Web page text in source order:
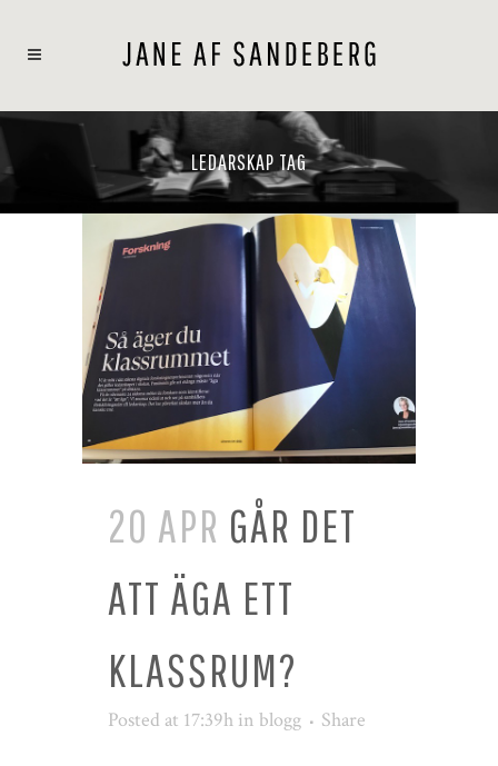
LEDARSKAP TAG
20 APR GÅR DET
ATT ÄGA ETT
KLASSRUM?
Posted at 17:39h in blogg Share